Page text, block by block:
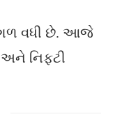
વધી છે. આજે
નિફટી